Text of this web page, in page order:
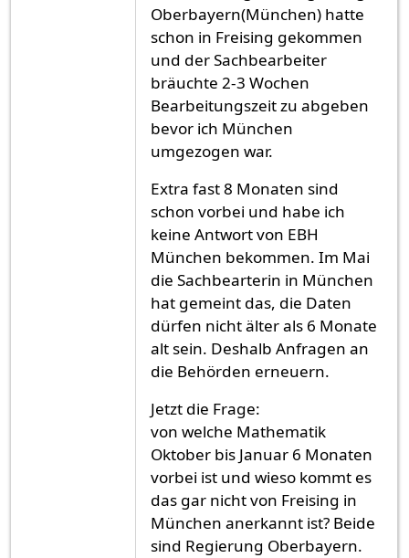
Oberbayern(München) hatte
schon in Freising gekommen
und der Sachbearbeiter
bräuchte 2-3 Wochen
Bearbeitungszeit zu abgeben
bevor ich München
umgezogen war.
Extra fast 8 Monaten sind
schon vorbei und habe ich
keine Antwort von EBH
München bekommen. Im Mai
die Sachbearterin in München
hat gemeint das, die Daten
dürfen nicht älter als 6 Monate
alt sein. Deshalb Anfragen an
die Behörden erneuern.
Jetzt die Frage:
von welche Mathematik
Oktober bis Januar 6 Monaten
vorbei ist und wieso kommt es
das gar nicht von Freising in
München anerkannt ist? Beide
sind Regierung Oberbayern.